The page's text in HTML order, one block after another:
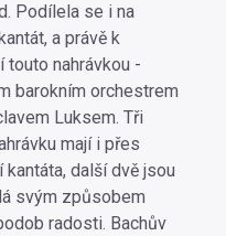
Podílela se i na
a právě k
touto nahrávkou -
barokním orchestrem
Luksem. Tři
mají i přes
další dvě jsou
svým způsobem
radosti. Bachův